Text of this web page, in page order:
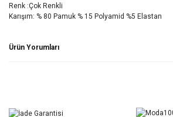
Renk :Çok Renkli
Karışım: % 80 Pamuk % 15 Polyamid %5 Elastan
Ürün Yorumları